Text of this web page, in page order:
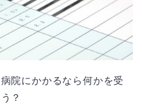
院にかかるなら何かを受
？